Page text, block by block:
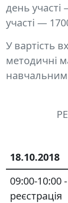
день участі
участі —
У вартість
методичні
18.10.2018
09:00-10:00
реєстрація